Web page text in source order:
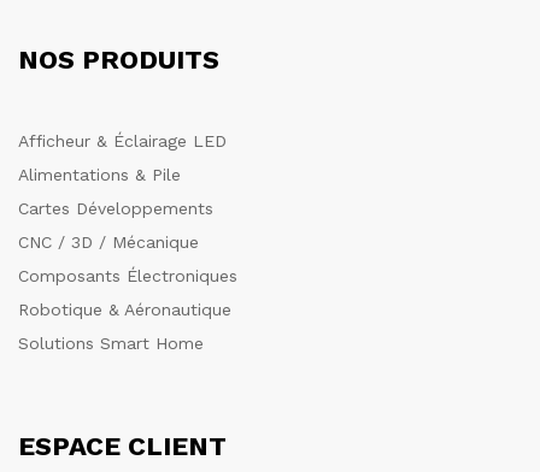
NOS PRODUITS
Afficheur & Éclairage LED
Alimentations & Pile
Cartes Développements
CNC / 3D / Mécanique
Composants Électroniques
Robotique & Aéronautique
Solutions Smart Home
ESPACE CLIENT